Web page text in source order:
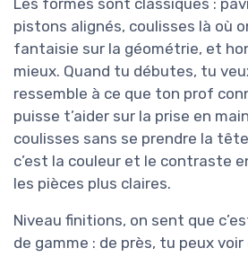
pistons alignés, coulisses là où
fantaisie sur la géométrie, et
mieux. Quand tu débutes, tu
ressemble à ce que ton prof
puisse t’aider sur la prise en
coulisses sans se prendre la
c’est la couleur et le contraste
les pièces plus claires.
Niveau finitions, on sent que
de gamme : de près, tu peux